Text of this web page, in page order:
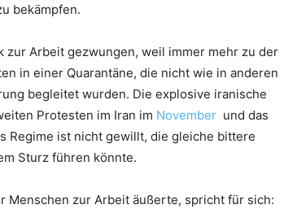
bekämpfen.
zur Arbeit gezwungen, weil immer mehr zu der
in einer Quarantäne, die nicht wie in anderen
begleitet wurden. Die explosive iranische
Protesten im Iran im November und das
Regime ist nicht gewillt, die gleiche bittere
Sturz führen könnte.
Menschen zur Arbeit äußerte, spricht für sich: